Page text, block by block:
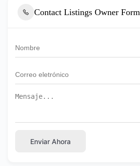
Contact Listings Owner Form
Enviar Ahora